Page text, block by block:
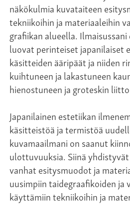
näkökulmia kuvataiteen
tekniikoihin ja materiaaleihin
grafiikan alueella.
luovat perinteiset japanilaiset
käsitteiden ääripäät ja niiden
kuihtuneen ja lakastuneen
hienostuneen ja groteskin
Japanilainen estetiikan
käsitteistöä ja termistöä
kuvamaailmani on saanut
ulottuvuuksia. Siinä
vanhat esitysmuodot ja
uusimpiin taidegraafikoiden ja
käyttämiin tekniikoihin ja